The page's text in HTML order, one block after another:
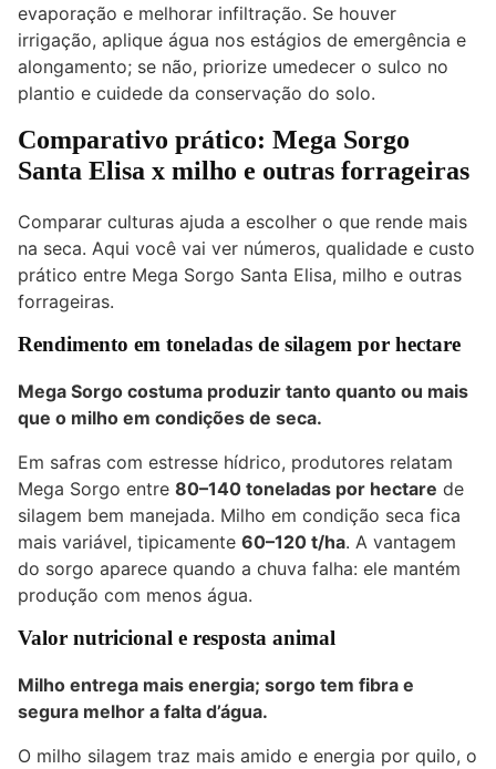
evaporação e melhorar infiltração. Se houver
irrigação, aplique água nos estágios de emergência e
alongamento; se não, priorize umedecer o sulco no
plantio e cuidede da conservação do solo.
Comparativo prático: Mega Sorgo
Santa Elisa x milho e outras forrageiras
Comparar culturas ajuda a escolher o que rende mais
na seca. Aqui você vai ver números, qualidade e custo
prático entre Mega Sorgo Santa Elisa, milho e outras
forrageiras.
Rendimento em toneladas de silagem por hectare
Mega Sorgo costuma produzir tanto quanto ou mais
que o milho em condições de seca.
Em safras com estresse hídrico, produtores relatam
Mega Sorgo entre 80–140 toneladas por hectare de
silagem bem manejada. Milho em condição seca fica
mais variável, tipicamente 60–120 t/ha. A vantagem
do sorgo aparece quando a chuva falha: ele mantém
produção com menos água.
Valor nutricional e resposta animal
Milho entrega mais energia; sorgo tem fibra e
segura melhor a falta d’água.
O milho silagem traz mais amido e energia por quilo, o